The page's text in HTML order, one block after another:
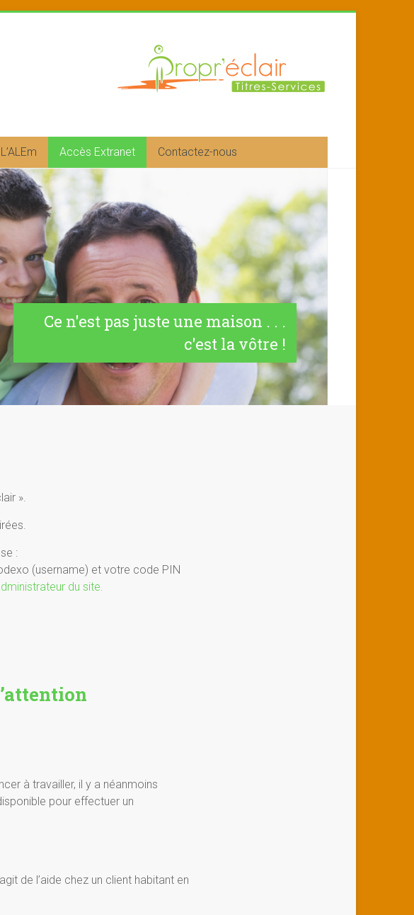
L’ALEm Accès Extranet Contactez-nous
Ce n'est pas juste une maison . . .
c'est la vôtre !
».
:
(username) et votre code PIN
du site.
à travailler, il y a néanmoins
pour effectuer un
de l’aide chez un client habitant en